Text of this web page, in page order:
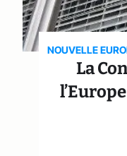
NOUVELLE
La